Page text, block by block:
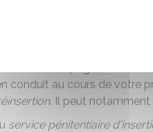
de peine à la
de solliciter une
des peines
être accompagnée de
conduit au cours de votre
. Il peut notamment
service pénitentiaire